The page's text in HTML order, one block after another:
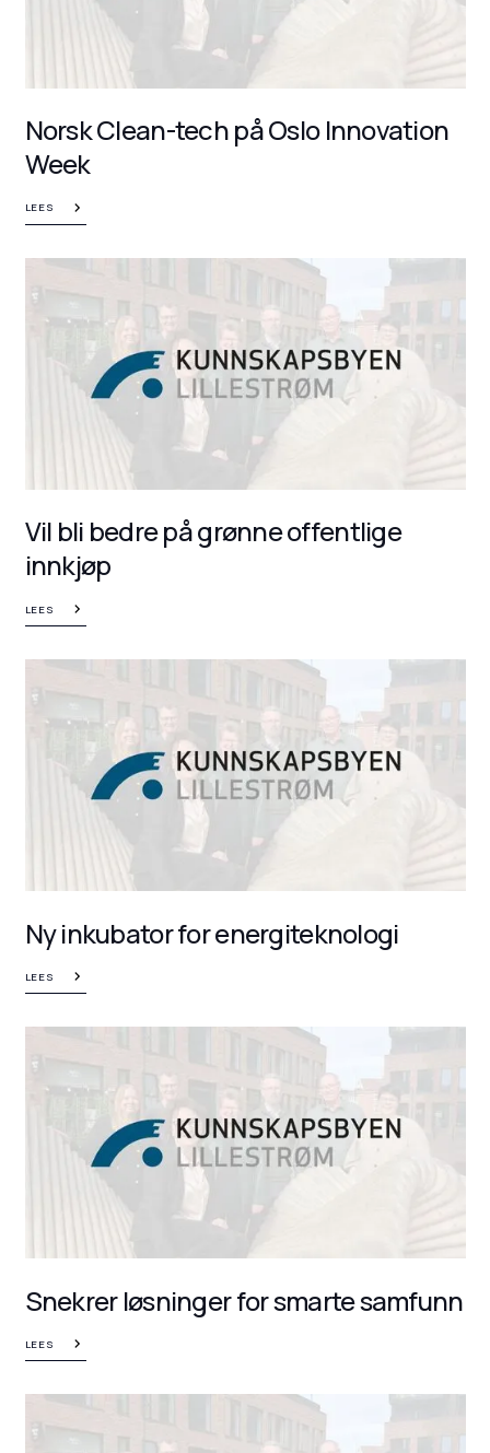
Norsk Clean-tech på Oslo Innovation
Week
LEES
Vil bli bedre på grønne offentlige
innkjøp
LEES
Ny inkubator for energiteknologi
LEES
Snekrer løsninger for smarte samfunn
LEES